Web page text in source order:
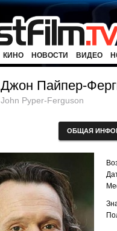
КИНО НОВОСТИ ВИДЕО
Джон Пайпер-
John Pyper-Ferguson
ОБЩАЯ